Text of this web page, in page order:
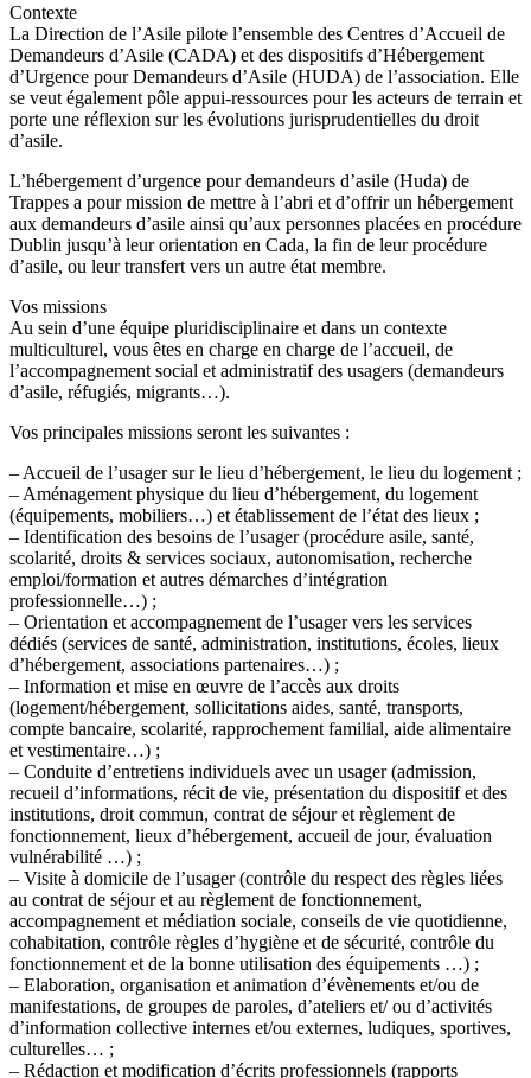
Contexte
La Direction de l’Asile pilote l’ensemble des Centres d’Accueil de
Demandeurs d’Asile (CADA) et des dispositifs d’Hébergement
d’Urgence pour Demandeurs d’Asile (HUDA) de l’association. Elle
se veut également pôle appui-ressources pour les acteurs de terrain et
porte une réflexion sur les évolutions jurisprudentielles du droit
d’asile.
L’hébergement d’urgence pour demandeurs d’asile (Huda) de
Trappes a pour mission de mettre à l’abri et d’offrir un hébergement
aux demandeurs d’asile ainsi qu’aux personnes placées en procédure
Dublin jusqu’à leur orientation en Cada, la fin de leur procédure
d’asile, ou leur transfert vers un autre état membre.
Vos missions
Au sein d’une équipe pluridisciplinaire et dans un contexte
multiculturel, vous êtes en charge en charge de l’accueil, de
l’accompagnement social et administratif des usagers (demandeurs
d’asile, réfugiés, migrants…).
Vos principales missions seront les suivantes :
– Accueil de l’usager sur le lieu d’hébergement, le lieu du logement ;
– Aménagement physique du lieu d’hébergement, du logement
(équipements, mobiliers…) et établissement de l’état des lieux ;
– Identification des besoins de l’usager (procédure asile, santé,
scolarité, droits & services sociaux, autonomisation, recherche
emploi/formation et autres démarches d’intégration
professionnelle…) ;
– Orientation et accompagnement de l’usager vers les services
dédiés (services de santé, administration, institutions, écoles, lieux
d’hébergement, associations partenaires…) ;
– Information et mise en œuvre de l’accès aux droits
(logement/hébergement, sollicitations aides, santé, transports,
compte bancaire, scolarité, rapprochement familial, aide alimentaire
et vestimentaire…) ;
– Conduite d’entretiens individuels avec un usager (admission,
recueil d’informations, récit de vie, présentation du dispositif et des
institutions, droit commun, contrat de séjour et règlement de
fonctionnement, lieux d’hébergement, accueil de jour, évaluation
vulnérabilité …) ;
– Visite à domicile de l’usager (contrôle du respect des règles liées
au contrat de séjour et au règlement de fonctionnement,
accompagnement et médiation sociale, conseils de vie quotidienne,
cohabitation, contrôle règles d’hygiène et de sécurité, contrôle du
fonctionnement et de la bonne utilisation des équipements …) ;
– Elaboration, organisation et animation d’évènements et/ou de
manifestations, de groupes de paroles, d’ateliers et/ ou d’activités
d’information collective internes et/ou externes, ludiques, sportives,
culturelles… ;
– Rédaction et modification d’écrits professionnels (rapports